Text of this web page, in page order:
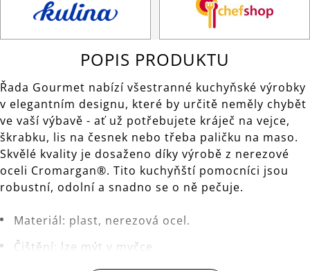
POPIS PRODUKTU
Řada Gourmet nabízí všestranné kuchyňské výrobky
v elegantním designu, které by určitě neměly chybět
ve vaší výbavě - ať už potřebujete kráječ na vejce,
škrabku, lis na česnek nebo třeba paličku na maso.
Skvělé kvality je dosaženo díky výrobě z nerezové
oceli Cromargan®. Tito kuchyňští pomocníci jsou
robustní, odolní a snadno se o ně pečuje.
Materiál: plast, nerezová ocel.
Čištění: lze mýt v myčce.